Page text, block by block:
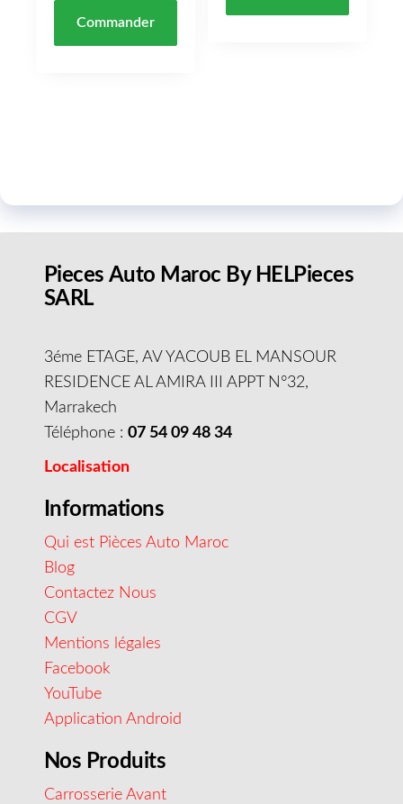
Commander
Pieces Auto Maroc By HELPieces
SARL
3éme ETAGE, AV YACOUB EL MANSOUR
RESIDENCE AL AMIRA III APPT N°32,
Marrakech
Téléphone : 07 54 09 48 34
Localisation
Informations
Qui est Pièces Auto Maroc
Blog
Contactez Nous
CGV
Mentions légales
Facebook
YouTube
Application Android
Nos Produits
Carrosserie Avant